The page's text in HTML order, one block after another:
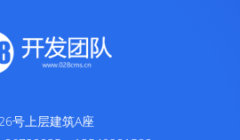
号上层建筑A座